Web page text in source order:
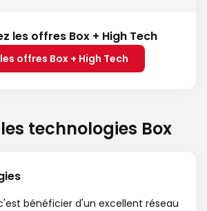
les offres Box + High Tech
offres Box + High Tech
technologies Box
bénéficier d'un excellent réseau